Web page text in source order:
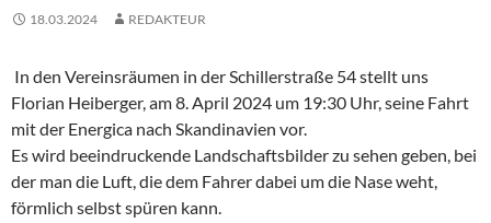
18.03.2024 REDAKTEUR
In den Vereinsräumen in der Schillerstraße 54 stellt uns
Florian Heiberger, am 8. April 2024 um 19:30 Uhr, seine Fahrt
mit der Energica nach Skandinavien vor.
Es wird beeindruckende Landschaftsbilder zu sehen geben, bei
der man die Luft, die dem Fahrer dabei um die Nase weht,
förmlich selbst spüren kann.